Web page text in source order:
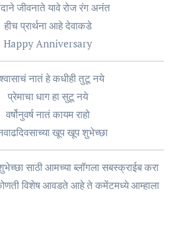
जीवनाते यावे रोज रंग अनंत
हीच प्रार्थना आहे देवाकडे
Happy Anniversary
नातं हे कधीही तुटू नये
प्रेमाचा धाग हा सुटू नये
वर्षोनुवर्ष नातं कायम राहो
खूप खूप शुभेच्छा
साठी आमच्या ब्लॉगला सबस्क्राईब करा
कोणती विशेष आवडते आहे ते कमेंटमध्ये आम्हाला